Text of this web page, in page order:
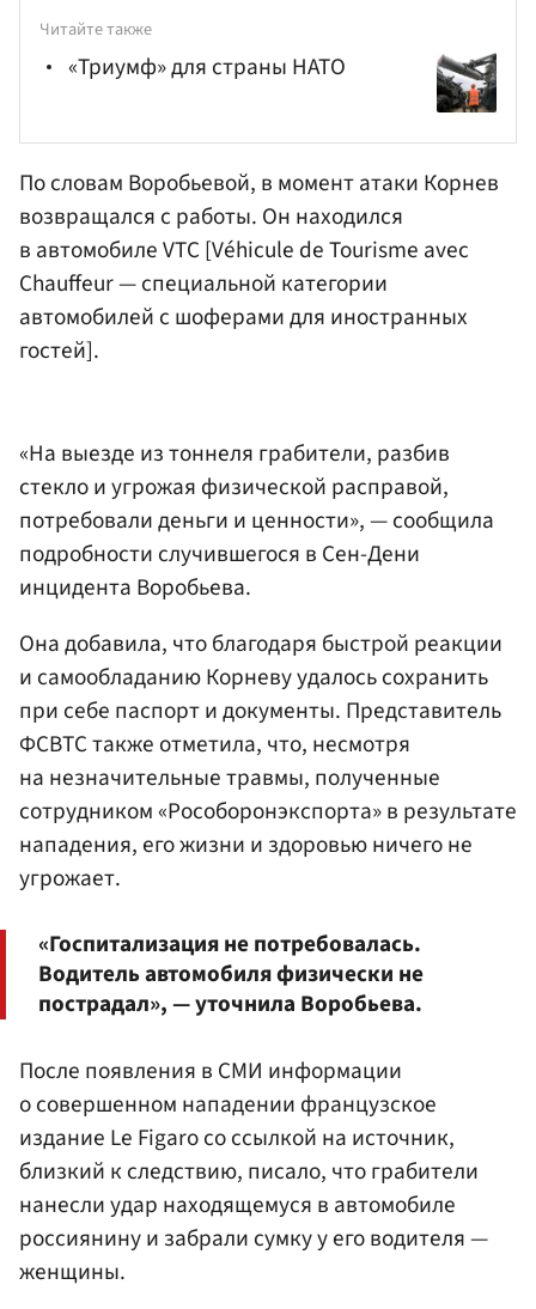
Читайте также
«Триумф» для страны НАТО
По словам Воробьевой, в момент атаки Корнев
возвращался с работы. Он находился
в автомобиле VTC [Véhicule de Tourisme avec
Chauffeur — специальной категории
автомобилей с шоферами для иностранных
гостей].
«На выезде из тоннеля грабители, разбив
стекло и угрожая физической расправой,
потребовали деньги и ценности», — сообщила
подробности случившегося в Сен-Дени
инцидента Воробьева.
Она добавила, что благодаря быстрой реакции
и самообладанию Корневу удалось сохранить
при себе паспорт и документы. Представитель
ФСВТС также отметила, что, несмотря
на незначительные травмы, полученные
сотрудником «Рособоронэкспорта» в результате
нападения, его жизни и здоровью ничего не
угрожает.
«Госпитализация не потребовалась.
Водитель автомобиля физически не
пострадал», — уточнила Воробьева.
После появления в СМИ информации
о совершенном нападении французское
издание Le Figaro со ссылкой на источник,
близкий к следствию, писало, что грабители
нанесли удар находящемуся в автомобиле
россиянину и забрали сумку у его водителя —
женщины.